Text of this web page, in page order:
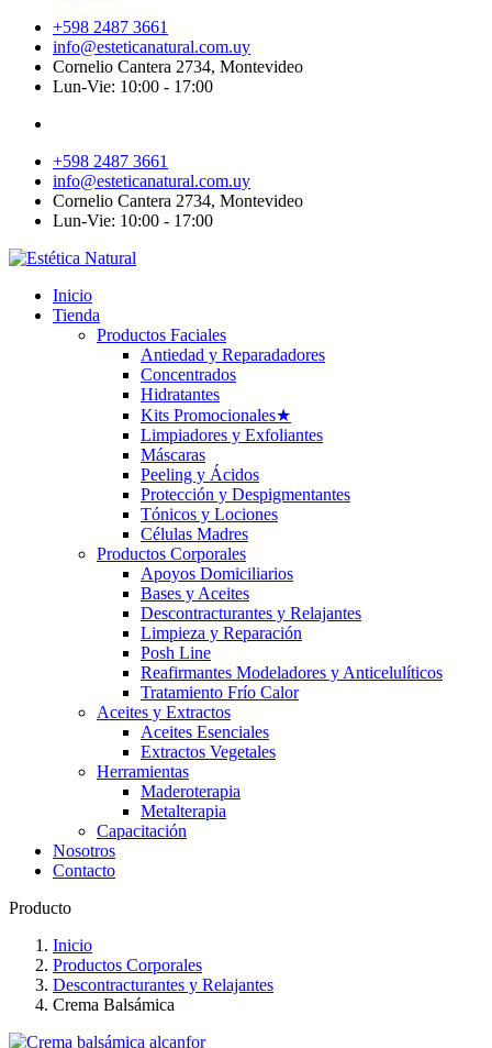
+598 2487 3661
info@esteticanatural.com.uy
Cornelio Cantera 2734, Montevideo
Lun-Vie: 10:00 - 17:00
+598 2487 3661
info@esteticanatural.com.uy
Cornelio Cantera 2734, Montevideo
Lun-Vie: 10:00 - 17:00
Inicio
Tienda
Productos Faciales
Antiedad y Reparadadores
Concentrados
Hidratantes
Kits Promocionales★
Limpiadores y Exfoliantes
Máscaras
Peeling y Ácidos
Protección y Despigmentantes
Tónicos y Lociones
Células Madres
Productos Corporales
Apoyos Domiciliarios
Bases y Aceites
Descontracturantes y Relajantes
Limpieza y Reparación
Posh Line
Reafirmantes Modeladores y Anticelulíticos
Tratamiento Frío Calor
Aceites y Extractos
Aceites Esenciales
Extractos Vegetales
Herramientas
Maderoterapia
Metalterapia
Capacitación
Nosotros
Contacto
Producto
Inicio
Productos Corporales
Descontracturantes y Relajantes
Crema Balsámica